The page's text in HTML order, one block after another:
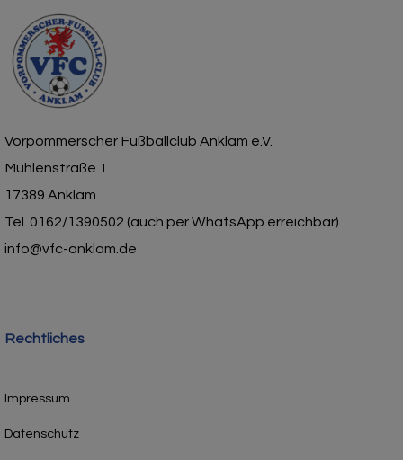
Vorpommerscher Fußballclub Anklam e.V.
Mühlenstraße 1
17389 Anklam
Tel. 0162/1390502 (auch per WhatsApp erreichbar)
info@vfc-anklam.de
Rechtliches
Impressum
Datenschutz